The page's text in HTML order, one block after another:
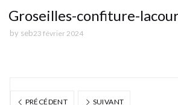
Groseilles-confiture-
by seb23 février 2024
PRÉCÉDENT SUIVANT